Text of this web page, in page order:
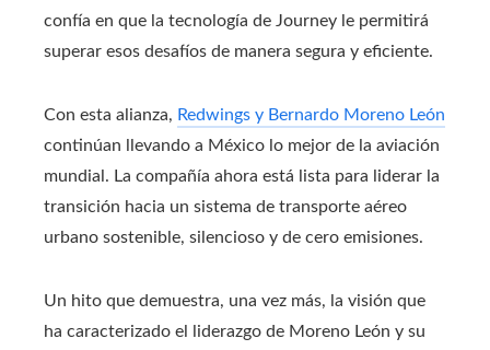
confía en que la tecnología de Journey le permitirá
superar esos desafíos de manera segura y eficiente.
Con esta alianza, Redwings y Bernardo Moreno León
continúan llevando a México lo mejor de la aviación
mundial. La compañía ahora está lista para liderar la
transición hacia un sistema de transporte aéreo
urbano sostenible, silencioso y de cero emisiones.
Un hito que demuestra, una vez más, la visión que
ha caracterizado el liderazgo de Moreno León y su